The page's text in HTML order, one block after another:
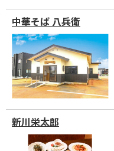
中華そば 八兵衛
新川栄太郎